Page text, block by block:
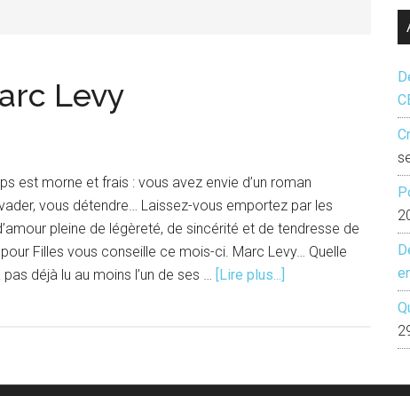
Levy
est morne et frais : vous avez envie d’un roman
vous détendre… Laissez-vous emportez par les
pleine de légèreté, de sincérité et de tendresse de
Filles vous conseille ce mois-ci. Marc Levy… Quelle
déjà lu au moins l’un de ses … [Lire plus...]
:
...